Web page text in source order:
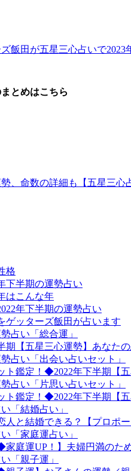
ズ飯田が五星三心占いで2023
とめはこちら
、命数の詳細も【五星三心
格
下半期の運勢占い
はこんな年
年下半期の運勢占い
ゲッターズ飯田が占います
占い「総合運」
期【五星三心運勢】あなた
占い「出会い占いセット」
ト鑑定！◆2022年下半期【
占い「片思い占いセット」
ト鑑定！◆2022年下半期【
「結婚占い」
人と結婚できる？【プロポ
「家庭運占い」
◆家庭運UP！】夫婦円満のた
「親子運」